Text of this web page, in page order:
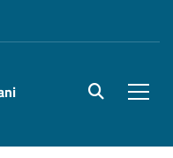
site.searc